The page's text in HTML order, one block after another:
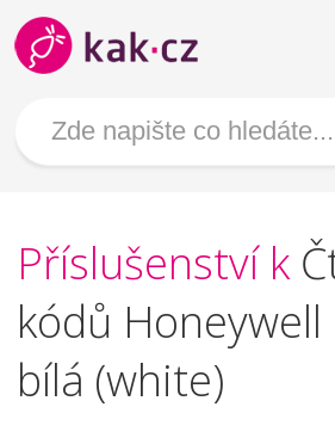
Příslušenství k
kódů
bílá (white)